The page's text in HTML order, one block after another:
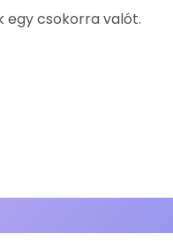
egy csokorra valót.